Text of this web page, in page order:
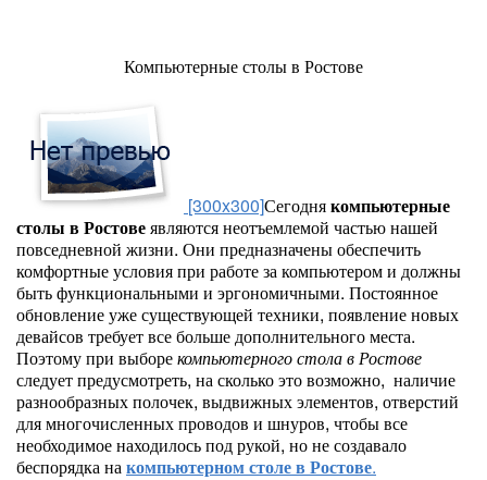
Компьютерные столы в Ростове
[300x300]Сегоднякомпьютерные
столы в Ростовеявляются неотъемлемой частью нашей
повседневной жизни. Они предназначены обеспечить
комфортные условия при работе за компьютером и должны
быть функциональными и эргономичными. Постоянное
обновление уже существующей техники, появление новых
девайсов требует все больше дополнительного места.
Поэтому при выборекомпьютерного стола в Ростове
следует предусмотреть, на сколько это возможно, наличие
разнообразных полочек, выдвижных элементов, отверстий
для многочисленных проводов и шнуров, чтобы все
необходимое находилось под рукой, но не создавало
беспорядка накомпьютерном столе в Ростове.